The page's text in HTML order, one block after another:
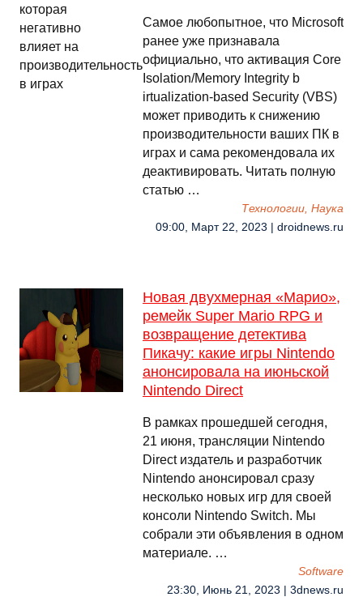
Самое любопытное, что Microsoft
ранее уже признавала
официально, что активация Core
Isolation/Memory Integrity b
irtualization-based Security (VBS)
может приводить к снижению
производительности ваших ПК в
играх и сама рекомендовала их
деактивировать. Читать полную
статью …
Технологии, Наука
09:00, Март 22, 2023 | droidnews.ru
Новая двухмерная «Марио»,
ремейк Super Mario RPG и
возвращение детектива
Пикачу: какие игры Nintendo
анонсировала на июньской
Nintendo Direct
В рамках прошедшей сегодня,
21 июня, трансляции Nintendo
Direct издатель и разработчик
Nintendo анонсировал сразу
несколько новых игр для своей
консоли Nintendo Switch. Мы
собрали эти объявления в одном
материале. …
Software
23:30, Июнь 21, 2023 | 3dnews.ru